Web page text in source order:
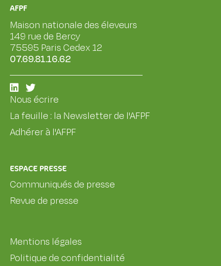
AFPF
Maison nationale des éleveurs
149 rue de Bercy
75595 Paris Cedex 12
07.69.81.16.62
Nous écrire
La feuille : la Newsletter de l'AFPF
Adhérer à l'AFPF
ESPACE PRESSE
Communiqués de presse
Revue de presse
Mentions légales
Politique de confidentialité